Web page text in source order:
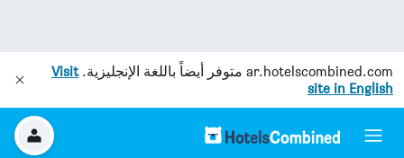
ar.hotelscombined.com متوفر أيضاً باللغة الإنجليزية.Visit
site in English